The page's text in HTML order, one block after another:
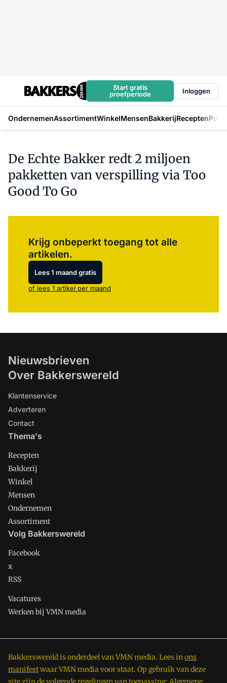
Start gratis
proefperiode
Inloggen
OndernemenAssortimentWinkelMensenBakkerijRecepten
De Echte Bakker redt 2 miljoen
pakketten van verspilling via Too
Good To Go
Krijg onbeperkt toegang tot alle
artikelen.
Lees 1 maand gratis
of lees 1 artikel per maand
Nieuwsbrieven
Over Bakkerswereld
Klantenservice
Adverteren
Contact
Thema's
Recepten
Bakkerij
Winkel
Mensen
Ondernemen
Assortiment
Volg Bakkerswereld
Facebook
x
RSS
Vacatures
Werken bij VMN media
Bakkerswereld is onderdeel van VMN media. Lees inons
manifestwaar VMN media voor staat. Op gebruik van deze